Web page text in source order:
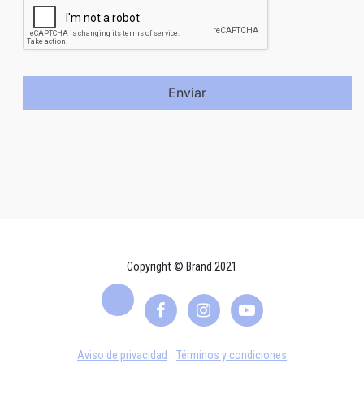
Enviar
Copyright © Brand 2021
Aviso de privacidad Términos y condiciones